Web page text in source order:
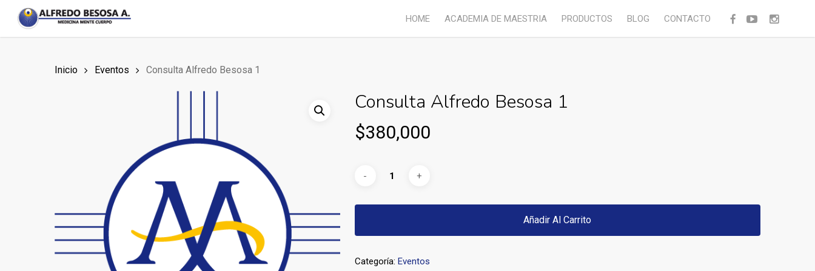
HOME ACADEMIA DE MAESTRIA PRODUCTOS BLOG CONTACTO facebookyoutubeinstagram
Inicio Eventos Consulta Alfredo Besosa 1
Consulta Alfredo Besosa 1
$380,000
Añadir Al Carrito
Categoría: Eventos